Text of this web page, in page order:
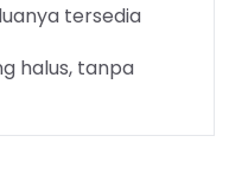
tersedia
halus, tanpa